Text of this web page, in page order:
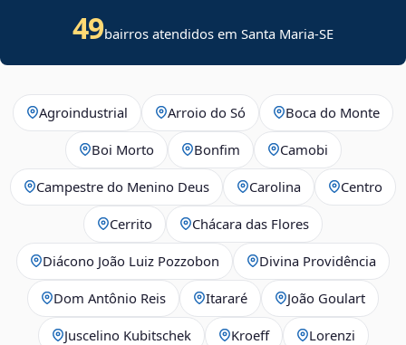
49bairros atendidos em Santa Maria-SE
Agroindustrial Arroio do Só Boca do Monte
Boi Morto Bonfim Camobi
Campestre do Menino Deus Carolina Centro
Cerrito Chácara das Flores
Diácono João Luiz Pozzobon Divina Providência
Dom Antônio Reis Itararé João Goulart
Juscelino Kubitschek Kroeff Lorenzi